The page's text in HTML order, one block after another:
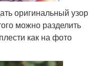
оригинальный узор
можно разделить
как на фото